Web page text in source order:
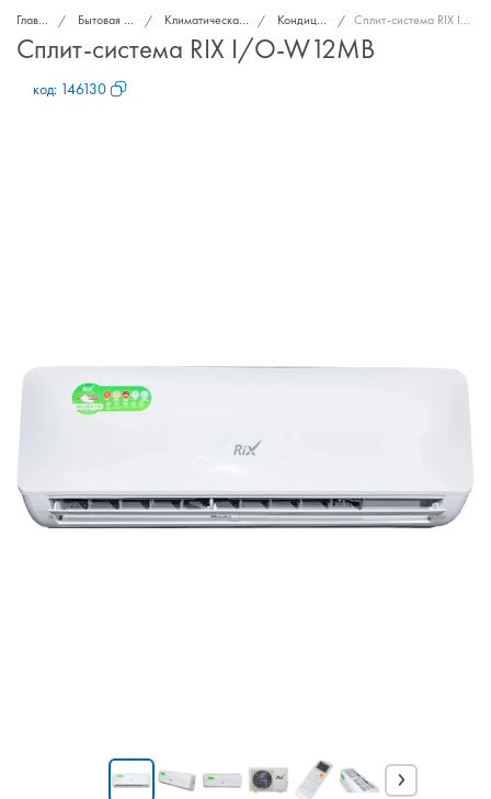
Главная Бытовая техника Климатическая техника Кондиционеры Сплит-система RIX I/O-W12MB
Сплит-система RIX I/O-W12MB
код: 146130
›